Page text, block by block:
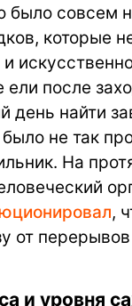
было совсем
которые
после
день найти
не так
На
,
от
и уровня